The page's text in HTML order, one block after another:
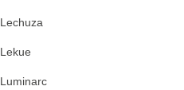
Lechuza
Lekue
Luminarc